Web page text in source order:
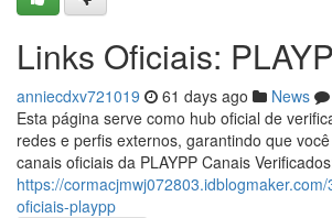
Links Oficiais:
anniecdxv721019 61 days ago News
Esta página serve como hub oficial de
redes e perfis externos, garantindo que
canais oficiais da PLAYPP Canais
https://
oficiais-playpp